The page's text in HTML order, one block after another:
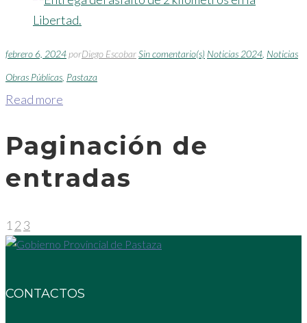
febrero 6, 2024porDiego EscobarSin comentario(s) Noticias 2024 Noticias
Obras Públicas Pastaza
Read more
Paginación de
entradas
1 2 3
CONTACTOS